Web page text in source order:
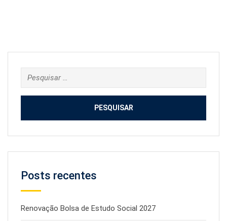
Pesquisar
por:
Posts recentes
Renovação Bolsa de Estudo Social 2027